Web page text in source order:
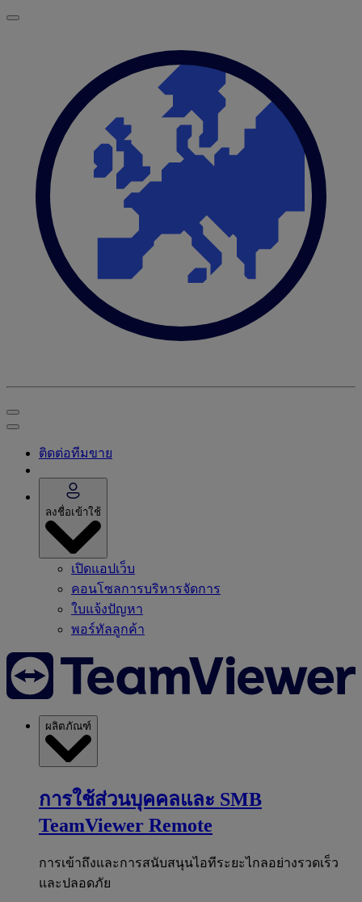
ติดต่อทีมขาย
ลงชื่อเข้าใช้
เปิดแอปเว็บ
คอนโซลการบริหารจัดการ
ใบแจ้งปัญหา
พอร์ทัลลูกค้า
ผลิตภัณฑ์
การใช้ส่วนบุคคลและ SMB
TeamViewer Remote
การเข้าถึงและการสนับสนุนไอทีระยะไกลอย่างรวดเร็ว
และปลอดภัย